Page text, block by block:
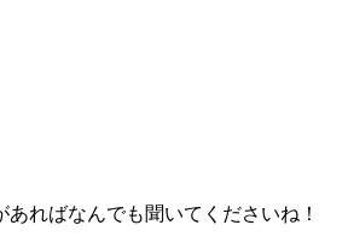
ればなんでも聞いてくださいね！